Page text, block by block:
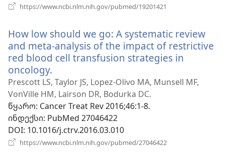
https://www.ncbi.nlm.nih.gov/pubmed/19201421
How low should we go: A systematic review
and meta-analysis of the impact of restrictive
red blood cell transfusion strategies in
oncology.
ახალი
ფანჯარა)
Prescott LS, Taylor JS, Lopez-Olivo MA, Munsell MF,
VonVille HM, Lairson DR, Bodurka DC.
წყარო‎: Cancer Treat Rev 2016;46:1-8.
ინდექსი‎: PubMed 27046422
DOI‎: 10.1016/j.ctrv.2016.03.010
https://www.ncbi.nlm.nih.gov/pubmed/27046422